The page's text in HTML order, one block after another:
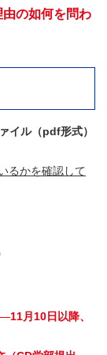
の如何を問わ
イル（pdf形式）
るかを確認して
11月10日以降、